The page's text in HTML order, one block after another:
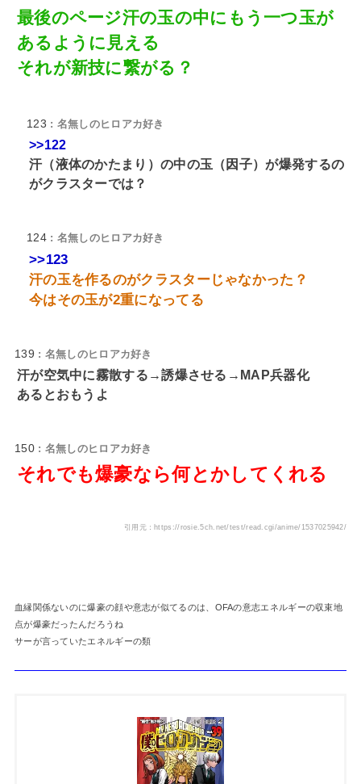
最後のページ汗の玉の中にもう一つ玉が
あるように見える
それが新技に繋がる？
123 : 名無しのヒロアカ好き
>>122
汗（液体のかたまり）の中の玉（因子）が爆発するの
がクラスターでは？
124 : 名無しのヒロアカ好き
>>123
汗の玉を作るのがクラスターじゃなかった？
今はその玉が2重になってる
139 : 名無しのヒロアカ好き
汗が空気中に霧散する→誘爆させる→MAP兵器化
あるとおもうよ
150 : 名無しのヒロアカ好き
それでも爆豪なら何とかしてくれる
引用元：https://rosie.5ch.net/test/read.cgi/anime/1537025942/
血縁関係ないのに爆豪の顔や意志が似てるのは、OFAの意志エネルギーの収束地
点が爆豪だったんだろうね
サーが言っていたエネルギーの類